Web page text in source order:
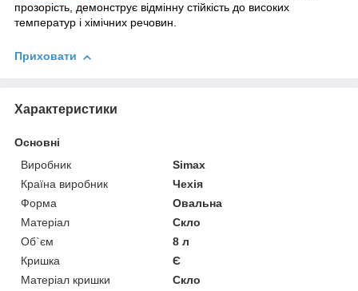
прозорість, демонструє відмінну стійкість до високих
температур і хімічних речовин.
Приховати
Характеристики
Основні
Виробник
Simax
Країна виробник
Чехія
Форма
Овальна
Матеріал
Скло
Об`єм
8 л
Кришка
Є
Матеріал кришки
Скло